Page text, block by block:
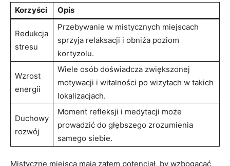
Korzyści Opis
Redukcja⁤
stresu
Przebywanie w mistycznych miejscach
sprzyja relaksacji i obniża poziom
kortyzolu.
Wzrost
energii
Wiele osób doświadcza zwiększonej
motywacji i witalności po wizytach w takich
lokalizacjach.
Duchowy
rozwój
Moment refleksji i medytacji może
prowadzić do głębszego zrozumienia ​
samego siebie.
Mistyczne miejsca mają ‍zatem potencjał, by wzbogacać